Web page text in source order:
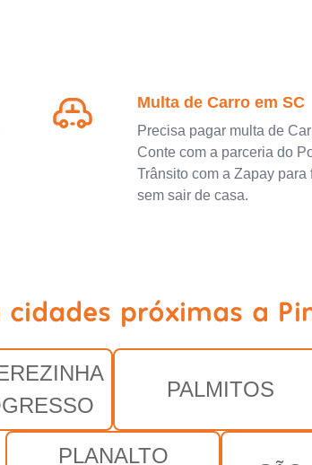
Multa de Carro em SC
Precisa pagar multa de
Conte com a parceria do
Trânsito com a Zapay para
sem sair de casa.
cidades próximas a
PALMITOS
PLANALTO